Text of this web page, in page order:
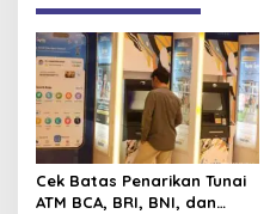
Cek Batas Penarikan Tunai
ATM BCA, BRI, BNI, dan